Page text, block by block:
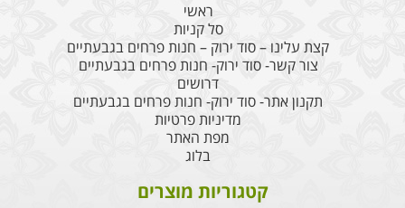
ראשי
סל קניות
קצת עלינו – סוד ירוק – חנות פרחים בגבעתיים
צור קשר- סוד ירוק- חנות פרחים בגבעתיים
דרושים
תקנון אתר- סוד ירוק- חנות פרחים בגבעתיים
מדיניות פרטיות
מפת האתר
בלוג
קטגוריות מוצרים